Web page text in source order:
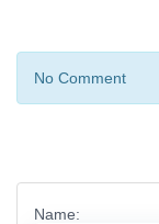
No Comment
Name: